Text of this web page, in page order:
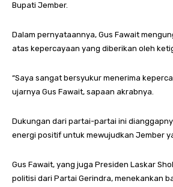
Bupati Jember.
Dalam pernyataannya, Gus Fawait
atas kepercayaan yang diberikan oleh
“Saya sangat bersyukur menerima
ujarnya Gus Fawait, sapaan akrabnya.
Dukungan dari partai-partai ini
energi positif untuk mewujudkan Jember
Gus Fawait, yang juga Presiden Laskar
politisi dari Partai Gerindra, menekankan